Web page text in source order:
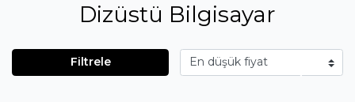
Dizüstü Bilgisayar
Filtrele